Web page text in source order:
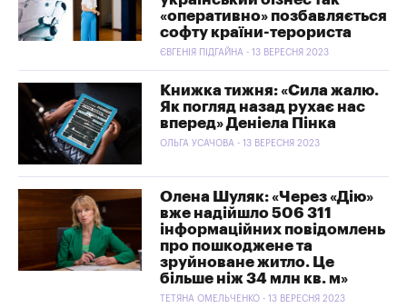
«оперативно» позбавляється
софту країни-терориста
ЄВГЕНІЯ ПІДГАЙНА - 13 ВЕРЕСНЯ 2023
Книжка тижня: «Сила жалю.
Як погляд назад рухає нас
вперед» Деніела Пінка
ОЛЬГА УСАЧОВА - 13 ВЕРЕСНЯ 2023
Олена Шуляк: «Через «Дію»
вже надійшло 506 311
інформаційних повідомлень
про пошкоджене та
зруйноване житло. Це
більше ніж 34 млн кв. м»
ТЕТЯНА ОМЕЛЬЧЕНКО - 13 ВЕРЕСНЯ 2023